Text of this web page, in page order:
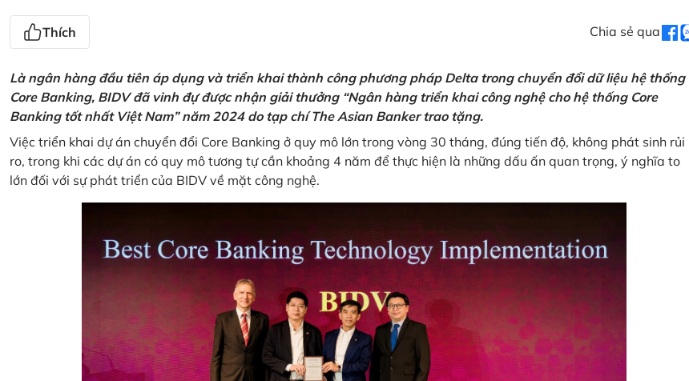
Thích Chia sẻ qua
Là ngân hàng đầu tiên áp dụng và triển khai thành công phương pháp Delta trong chuyển đổi dữ liệu hệ thống
Core Banking, BIDV đã vinh đự được nhận giải thưởng “Ngân hàng triển khai công nghệ cho hệ thống Core
Banking tốt nhất Việt Nam” năm 2024 do tạp chí The Asian Banker trao tặng.
Việc triển khai dự án chuyển đổi Core Banking ở quy mô lớn trong vòng 30 tháng, đúng tiến độ, không phát sinh rủi
ro, trong khi các dự án có quy mô tương tự cần khoảng 4 năm để thực hiện là những dấu ấn quan trọng, ý nghĩa to
lớn đối với sự phát triển của BIDV về mặt công nghệ.